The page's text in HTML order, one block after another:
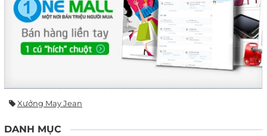
Xưởng May Jean
DANH MỤC